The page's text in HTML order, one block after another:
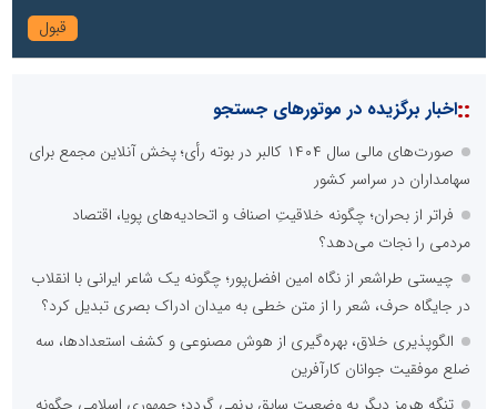
::اخبار برگزیده در موتورهای جستجو
صورت‌های مالی سال ۱۴۰۴ کالبر در بوته رأی؛ پخش آنلاین مجمع برای
سهامداران در سراسر کشور
فراتر از بحران؛ چگونه خلاقیتِ اصناف و اتحادیه‌های پویا، اقتصاد
مردمی را نجات می‌دهد؟
چیستی طراشعر از نگاه امین افضل‌پور؛ چگونه یک شاعر ایرانی با انقلاب
در جایگاه حرف، شعر را از متن خطی به میدان ادراک بصری تبدیل کرد؟
الگوپذیری خلاق، بهره‌گیری از هوش مصنوعی و کشف استعدادها، سه
ضلع موفقیت جوانان کارآفرین
تنگه هرمز دیگر به وضعیت سابق برنمی گردد؛ جمهوری اسلامی چگونه